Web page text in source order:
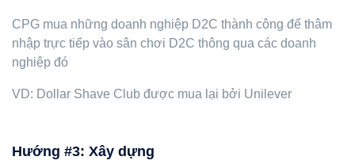
CPG mua những doanh nghiệp D2C thành công để thâm
nhập trực tiếp vào sân chơi D2C thông qua các doanh
nghiệp đó
VD: Dollar Shave Club được mua lại bởi Unilever
Hướng #3: Xây dựng